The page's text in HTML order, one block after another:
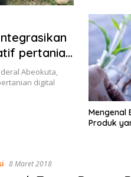
pertanian
Abeokuta,
digital
Mengenal
Produk
8 Maret 2018